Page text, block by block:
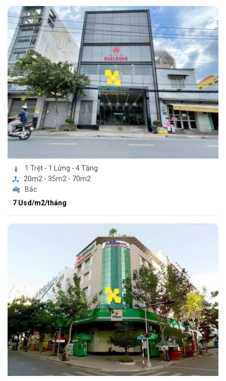
1 Trệt - 1 Lửng - 4 Tầng
20m2 - 35m2 - 70m2
Bắc
7 Usd/m2/tháng